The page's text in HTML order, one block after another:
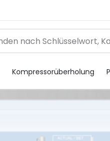
Kompressorüberholung